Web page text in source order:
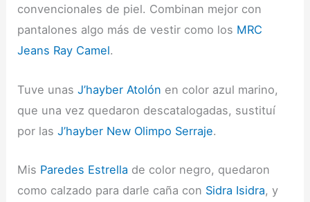
convencionales de piel. Combinan mejor con
pantalones algo más de vestir como los MRC
Jeans Ray Camel.
Tuve unasJ’hayber Atolón en color azul marino,
que una vez quedaron descatalogadas, sustituí
por lasJ’hayber New Olimpo Serraje.
Mis Paredes Estrella de color negro, quedaron
como calzado para darle caña con Sidra Isidra, y